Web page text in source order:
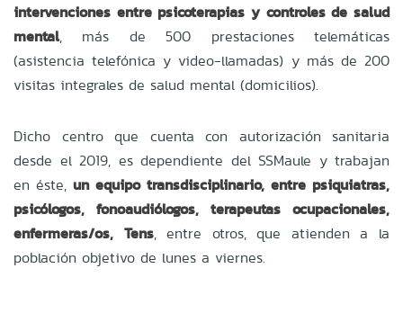
intervenciones entre psicoterapias y controles de salud
mental, más de 500 prestaciones telemáticas
(asistencia telefónica y video-llamadas) y más de 200
visitas integrales de salud mental (domicilios).
Dicho centro que cuenta con autorización sanitaria
desde el 2019, es dependiente del SSMaule y trabajan
en éste, un equipo transdisciplinario, entre psiquiatras,
psicólogos, fonoaudiólogos, terapeutas ocupacionales,
enfermeras/os, Tens, entre otros, que atienden a la
población objetivo de lunes a viernes.